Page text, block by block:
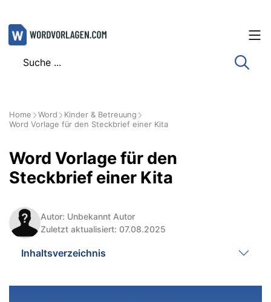
Zum
Inhalt
Home Word
Kinder & Betreuung
Word Vorlage für den Steckbrief einer Kita
Word Vorlage für den
Steckbrief einer Kita
Autor: Unbekannt Autor
Zuletzt aktualisiert: 07.08.2025
Inhaltsverzeichnis